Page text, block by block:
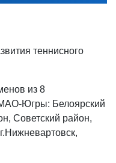
теннисного
из 8
Югры: Белоярский
Советский район,